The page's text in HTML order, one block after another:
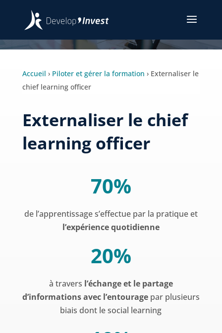
Accueil › Piloter et gérer la formation › Externaliser le
chief learning officer
Externaliser le chief
learning officer
70%
de l’apprentissage s’effectue par la pratique et
l’expérience quotidienne
20%
à travers l’échange et le partage
d’informations avec l’entouragepar plusieurs
biais dont le social learning